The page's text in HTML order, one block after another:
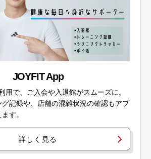
JOYFIT App
用で、ご入会や入退館がスムーズに。
グ記録や、店舗の混雑状況の確認もアプ
す。
詳しく見る